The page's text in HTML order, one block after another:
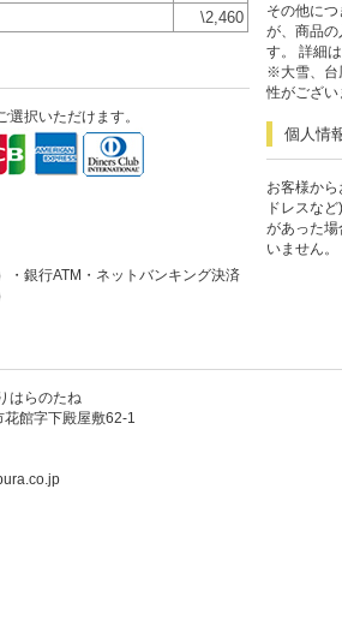
\2,460
選択いただけます。
・銀行ATM・ネットバンキング決済
その他に
が、商品の
す。 詳細
※大雪、台
性がござい
個人情
お客様か
ドレスな
があった
いません。
はらのたね
館字下殿屋敷62-1